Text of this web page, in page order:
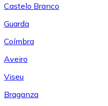
Castelo Branco
Guarda
Coímbra
Aveiro
Viseu
Braganza